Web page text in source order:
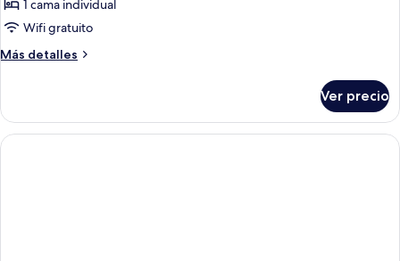
fotos
de
Classic
1 cama individual
Wifi gratuito
Más detalles
Más
Single
Room
Ver precio